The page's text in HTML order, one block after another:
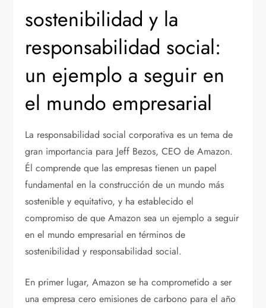
sostenibilidad y la
responsabilidad social:
un ejemplo a seguir en
el mundo empresarial
La responsabilidad social corporativa es un tema de
gran importancia para Jeff Bezos, CEO de Amazon.
Él comprende que las empresas tienen un papel
fundamental en la construcción de un mundo más
sostenible y equitativo, y ha establecido el
compromiso de que Amazon sea un ejemplo a seguir
en el mundo empresarial en términos de
sostenibilidad y responsabilidad social.
En primer lugar, Amazon se ha comprometido a ser
una empresa cero emisiones de carbono para el año